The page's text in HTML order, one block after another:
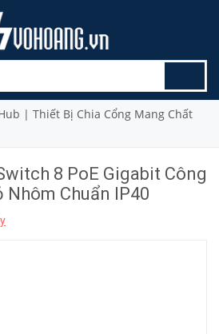
| Thiết Bị Chia Cổng Mang Chất
8 PoE Gigabit Công
Nhôm Chuẩn IP40